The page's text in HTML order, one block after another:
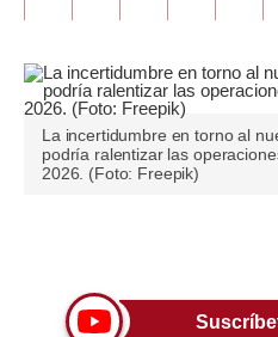
Tendencias
Lujo
Viajes
Mundo
La incertidumbre en torno al
podría ralentizar las
2026. (Foto: Freepik)